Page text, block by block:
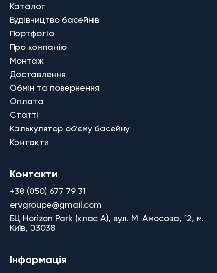
Каталог
Будівництво басейнів
Портфоліо
Про компанію
Монтаж
Доставлення
Обмін та повернення
Оплата
Статті
Калькулятор об’єму басейну
Контакти
Контакти
+38 (050) 677 79 31
ervgroupe@gmail.com
БЦ Horizon Park (клас A), вул. М. Амосова, 12, м.
Київ, 03038
Інформація